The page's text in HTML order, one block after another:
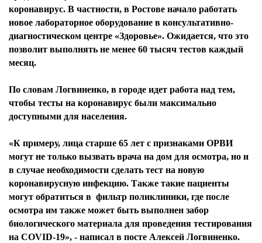
коронавирус. В частности, в Ростове начало работать
новое лабораторное оборудование в консультативно-
диагностическом центре «Здоровье». Ожидается, что это
позволит выполнять не менее 60 тысяч тестов каждый
месяц.
По словам Логвиненко, в городе идет работа над тем,
чтобы тесты на коронавирус были максимально
доступными для населения.
«К примеру, лица старше 65 лет с признаками ОРВИ
могут не только вызвать врача на дом для осмотра, но и
в случае необходимости сделать тест на новую
коронавирусную инфекцию. Также такие пациенты
могут обратиться в фильтр поликлиники, где после
осмотра им также может быть выполнен забор
биологического материала для проведения тестирования
на COVID-19», - написал в посте Алексей Логвиненко.